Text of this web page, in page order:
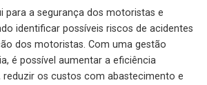
para a segurança dos motoristas e
identificar possíveis riscos de acidentes
dos motoristas. Com uma gestão
é possível aumentar a eficiência
os custos com abastecimento e